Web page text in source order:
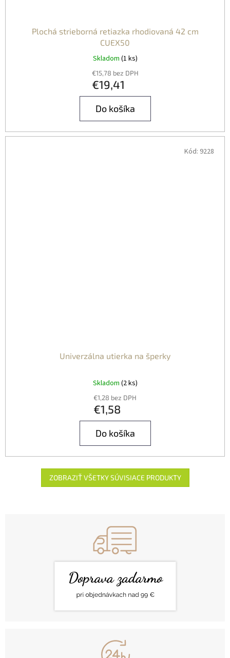
Plochá strieborná retiazka rhodiovaná 42 cm
CUEX50
Skladom (1 ks)
€15,78 bez DPH
€19,41
Do košíka
Univerzálna utierka na šperky
Skladom (2 ks)
€1,28 bez DPH
€1,58
Do košíka
Kód: 9228
ZOBRAZIŤ VŠETKY SÚVISIACE PRODUKTY